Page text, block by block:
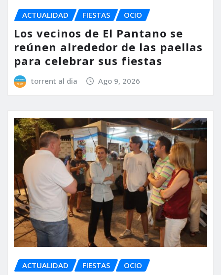
ACTUALIDAD FIESTAS OCIO
Los vecinos de El Pantano se
reúnen alrededor de las paellas
para celebrar sus fiestas
torrent al dia Ago 9, 2026
ACTUALIDAD FIESTAS OCIO